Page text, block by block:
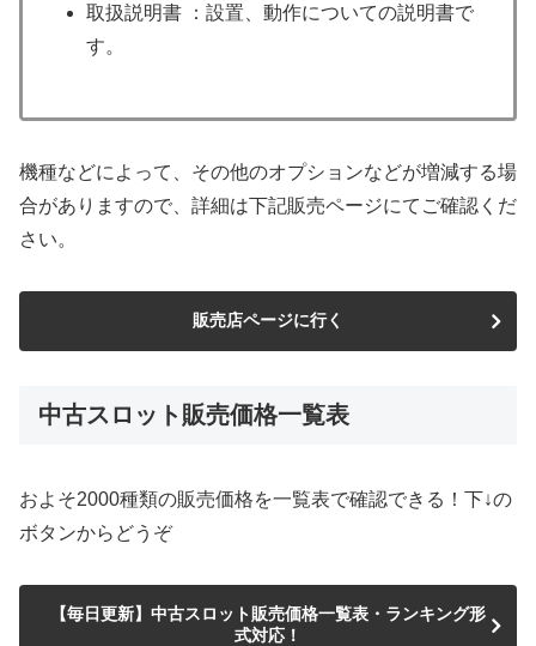
取扱説明書 ：設置、動作についての説明書で
す。
機種などによって、その他のオプションなどが増減する場
合がありますので、詳細は下記販売ページにてご確認くだ
さい。
販売店ページに行く
中古スロット販売価格一覧表
およそ2000種類の販売価格を一覧表で確認できる！下↓の
ボタンからどうぞ
【毎日更新】中古スロット販売価格一覧表・ランキング形
式対応！